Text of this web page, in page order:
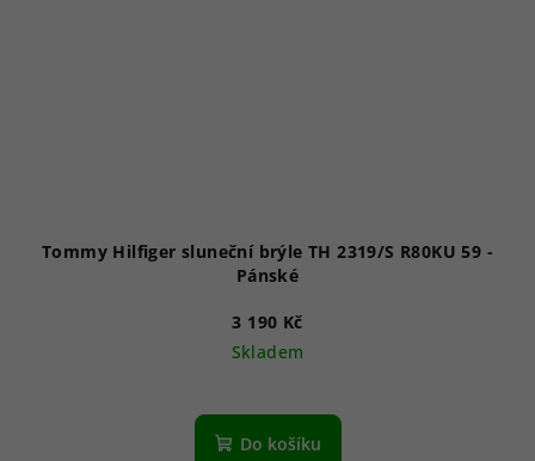
Tommy Hilfiger sluneční brýle TH 2319/S R80KU 59 -
Pánské
3 190 Kč
Skladem
Do košíku